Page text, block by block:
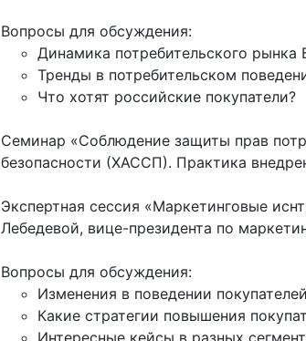
Вопросы для обсуждения:
Динамика потребительского рынка
Тренды в потребительском
Что хотят российские покупатели?
Семинар «Соблюдение защиты прав
безопасности (ХАССП). Практика
Экспертная сессия «Маркетинговые
Лебедевой, вице-президента по
Вопросы для обсуждения:
Изменения в поведении
Какие стратегии повышения
Интересные кейсы в разных